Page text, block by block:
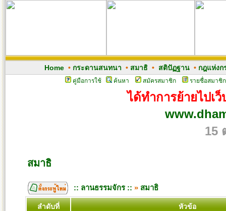
Home• กระดานสนทนา • สมาธิ• สติปัฏฐาน• กฎแห่งก
คู่มือการใช้ ค้นหา สมัครสมาชิก รายชื่อสมาชิก
ได้ทำการย้ายไปเ
15
สมาธิ
:: ลานธรรมจักร :: » สมาธิ
ลำดับที่ หัวข้อ